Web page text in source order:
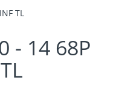
TL
- 14 68P